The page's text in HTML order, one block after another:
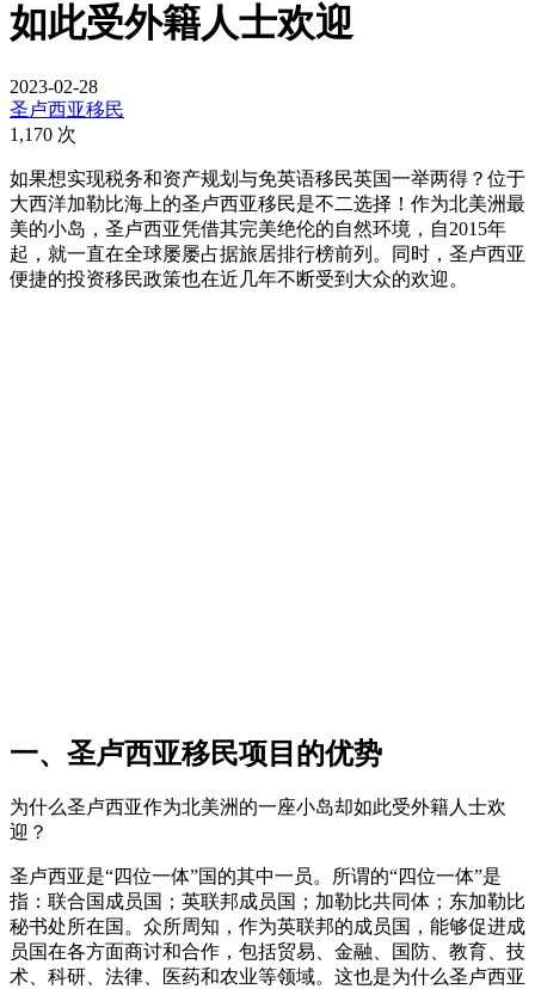
如此受外籍人士欢迎
2023-02-28
圣卢西亚移民
1,170 次
如果想实现税务和资产规划与免英语移民英国一举两得？位于
大西洋加勒比海上的圣卢西亚移民是不二选择！作为北美洲最
美的小岛，圣卢西亚凭借其完美绝伦的自然环境，自2015年
起，就一直在全球屡屡占据旅居排行榜前列。同时，圣卢西亚
便捷的投资移民政策也在近几年不断受到大众的欢迎。
一、圣卢西亚移民项目的优势
为什么圣卢西亚作为北美洲的一座小岛却如此受外籍人士欢
迎？
圣卢西亚是“四位一体”国的其中一员。所谓的“四位一体”是
指：联合国成员国；英联邦成员国；加勒比共同体；东加勒比
秘书处所在国。众所周知，作为英联邦的成员国，能够促进成
员国在各方面商讨和合作，包括贸易、金融、国防、教育、技
术、科研、法律、医药和农业等领域。这也是为什么圣卢西亚